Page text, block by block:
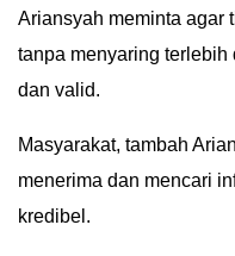
Ariansyah meminta agar
tanpa menyaring
dan valid.
Masyarakat, tambah
menerima dan mencari
kredibel.